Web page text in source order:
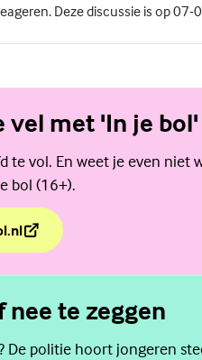
Deze discussie is op
vel met 'In je bol'
te vol. En weet je even niet
bol (16+).
vel met 'In je bol'
nee te zeggen
De politie hoort jongeren